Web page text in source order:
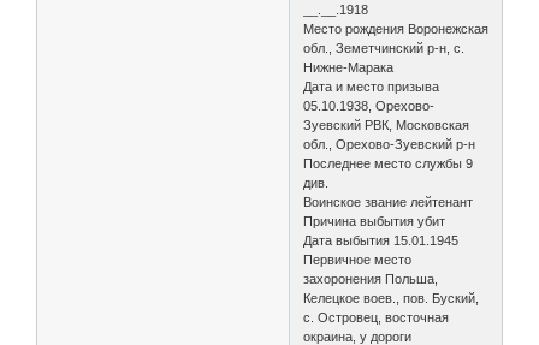
__.__.1918
Место рождения Воронежская
обл., Земетчинский р-н, с.
Нижне-Марака
Дата и место призыва
05.10.1938, Орехово-
Зуевский РВК, Московская
обл., Орехово-Зуевский р-н
Последнее место службы 9
див.
Воинское звание лейтенант
Причина выбытия убит
Дата выбытия 15.01.1945
Первичное место
захоронения Польша,
Келецкое воев., пов. Буский,
с. Островец, восточная
окраина, у дороги